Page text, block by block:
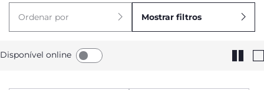
Ordenar por Mostrar filtros
Disponível online